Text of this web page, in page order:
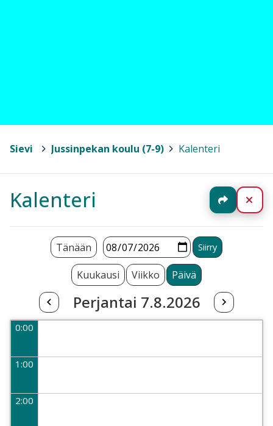
Sievi Jussinpekan koulu (7-9) Kalenteri
Kalenteri Jaa
Kuukausi Viikko Päivä
Perjantai 7.8.2026
Tänään
0:00
1:00
2:00